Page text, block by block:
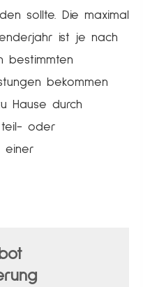
sollte. Die maximal
ist je nach
bestimmten
bekommen
Hause durch
teil- oder
einer